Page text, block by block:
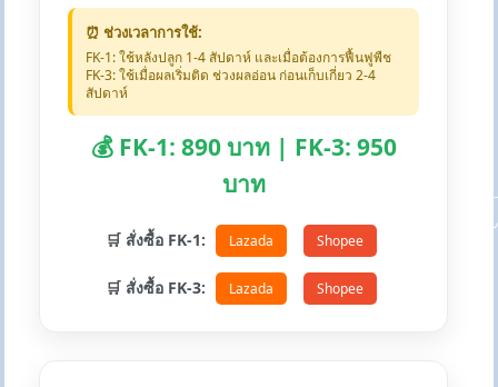
⏰ ช่วงเวลาการใช้:
FK-1: ใช้หลังปลูก 1-4 สัปดาห์ และเมื่อต้องการฟื้นฟูพืช
FK-3: ใช้เมื่อผลเริ่มติด ช่วงผลอ่อน ก่อนเก็บเกี่ยว 2-4
สัปดาห์
💰 FK-1: 890 บาท | FK-3: 950
บาท
🛒 สั่งซื้อ FK-1: Lazada Shopee
🛒 สั่งซื้อ FK-3: Lazada Shopee